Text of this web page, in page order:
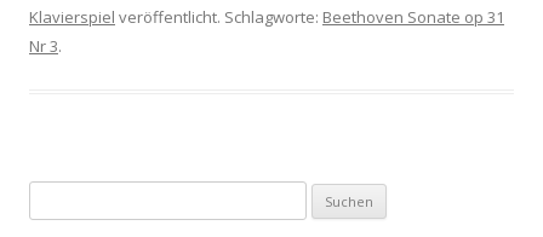
Klavierspiel veröffentlicht. Schlagworte: Beethoven Sonate op 31
Nr 3.
u